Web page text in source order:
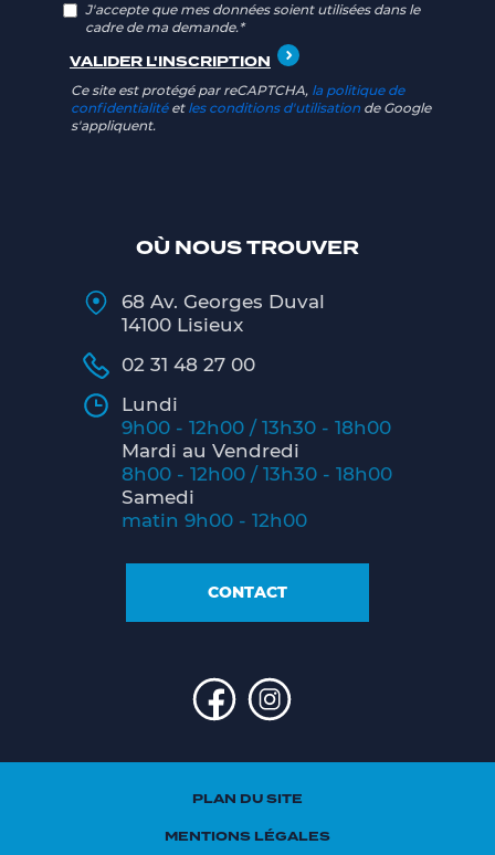
OÙ NOUS TROUVER
68 Av. Georges Duval
14100 Lisieux
02 31 48 27 00
Lundi
9h00 - 12h00 / 13h30 - 18h00
Mardi au Vendredi
8h00 - 12h00 / 13h30 - 18h00
Samedi
matin 9h00 - 12h00
CONTACT
J'accepte que mes données soient utilisées dans le
cadre de ma demande.*
Ce site est protégé par reCAPTCHA, la politique de
confidentialitéet les conditions d'utilisation de Google
s'appliquent.
PLAN DU SITE
MENTIONS LÉGALES